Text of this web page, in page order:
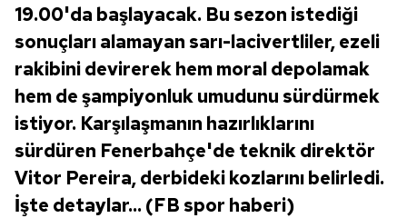
19.00'da başlayacak. Bu sezon istediği
sonuçları alamayan sarı-lacivertliler, ezeli
rakibini devirerek hem moral depolamak
hem de şampiyonluk umudunu sürdürmek
istiyor. Karşılaşmanın hazırlıklarını
sürdüren Fenerbahçe'de teknik direktör
Vitor Pereira, derbideki kozlarını belirledi.
İşte detaylar... (FB spor haberi)